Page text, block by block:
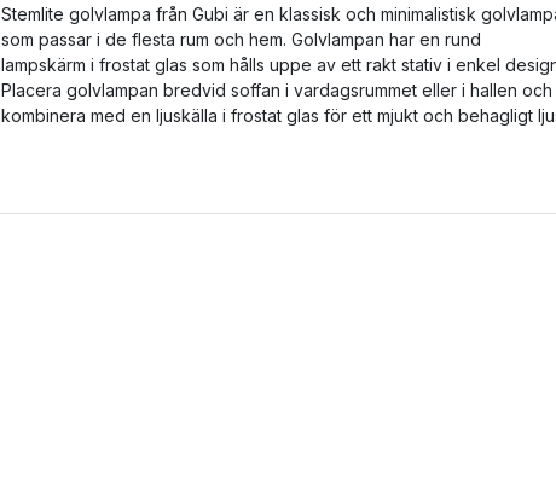
Stemlite golvlampa från Gubi är en klassisk och minimalistisk
som passar i de flesta rum och hem. Golvlampan har en rund
lampskärm i frostat glas som hålls uppe av ett rakt stativ i enkel
Placera golvlampan bredvid soffan i vardagsrummet eller i hallen och
kombinera med en ljuskälla i frostat glas för ett mjukt och behagligt